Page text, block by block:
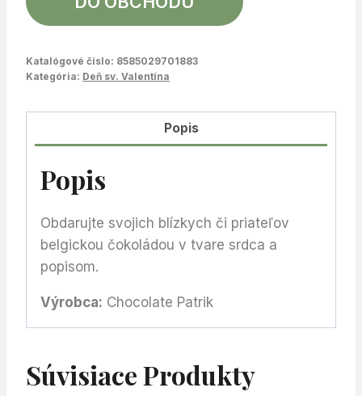
Katalógové číslo: 8585029701883
Kategória: Deň sv. Valentína
Popis
Popis
Obdarujte svojich blízkych či priateľov
belgickou čokoládou v tvare srdca a
popisom.
Výrobca: Chocolate Patrik
Súvisiace Produkty